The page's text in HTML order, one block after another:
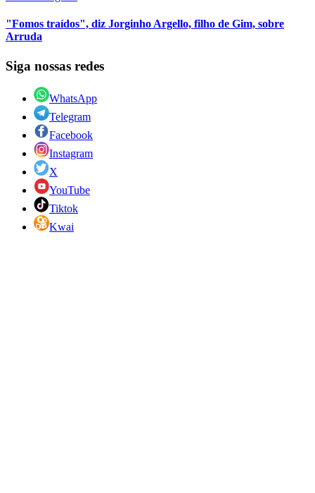
"Fomos traídos", diz Jorginho Argello, filho de Gim, sobre
Arruda
Siga nossas redes
WhatsApp
Telegram
Facebook
Instagram
X
YouTube
Tiktok
Kwai